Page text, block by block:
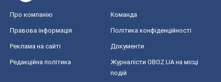
Про компанію Команда
Правова інформація Політика конфіденційності
Реклама на сайті Документи
Редакційна політика
Журналісти OBOZ.UA на місці
подій